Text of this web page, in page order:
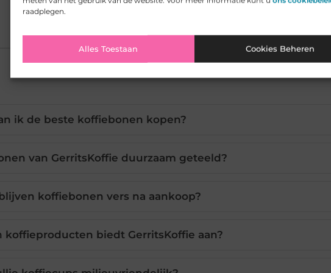
raadplegen.
Alles Toestaan Cookies Beheren
ik de beste koffiebonen kopen?
van GerritsKoffie duurzaam geteeld?
koffiebonen vers na aankoop?
koffieproducten biedt GerritsKoffie aan?